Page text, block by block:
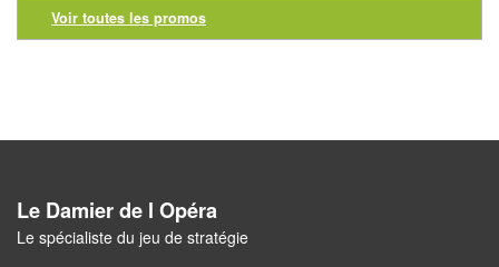
Enquête
abstraits
Extensions
Voir toutes les promos
Le Damier de l Opéra
Le spécialiste du jeu de stratégie